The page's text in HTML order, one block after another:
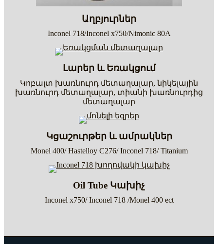
Աղբյուրներ
Inconel 718/Inconel x750/Nimonic 80A
Լարեր և Եռակցում
Կոբալտ խառնուրդ մետաղալար, նիկելային
խառնուրդ մետաղալար, տիանի խառնուրդից
մետաղալար
Կցաշուրթեր և ամրակներ
Monel 400/ Hastelloy C276/ Inconel 718/ Titanium
Oil Tube Կախիչ
Inconel x750/ Inconel 718 /Monel 400 ect